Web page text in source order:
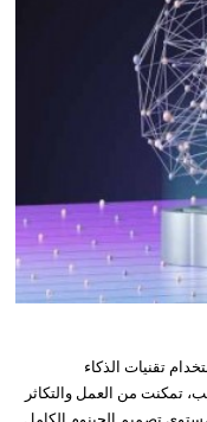
تقنيات الذكاء
تمكنت من العمل والتكاثر